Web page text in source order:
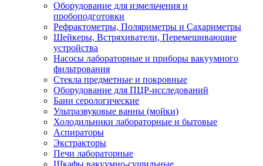
Оборудование для измельчения и
пробоподготовки
Рефрактометры, Поляриметры и Сахариметры
Шейкеры, Встряхиватели, Перемешивающие
устройства
Насосы лабораторные и приборы вакуумного
фильтрования
Стекла предметные и покровные
Оборудование для ПЦР-исследований
Бани серологические
Ультразвуковые ванны (мойки)
Холодильники лабораторные и бытовые
Аспираторы
Экстракторы
Печи лабораторные
Шкафы вакуумно-сушильные